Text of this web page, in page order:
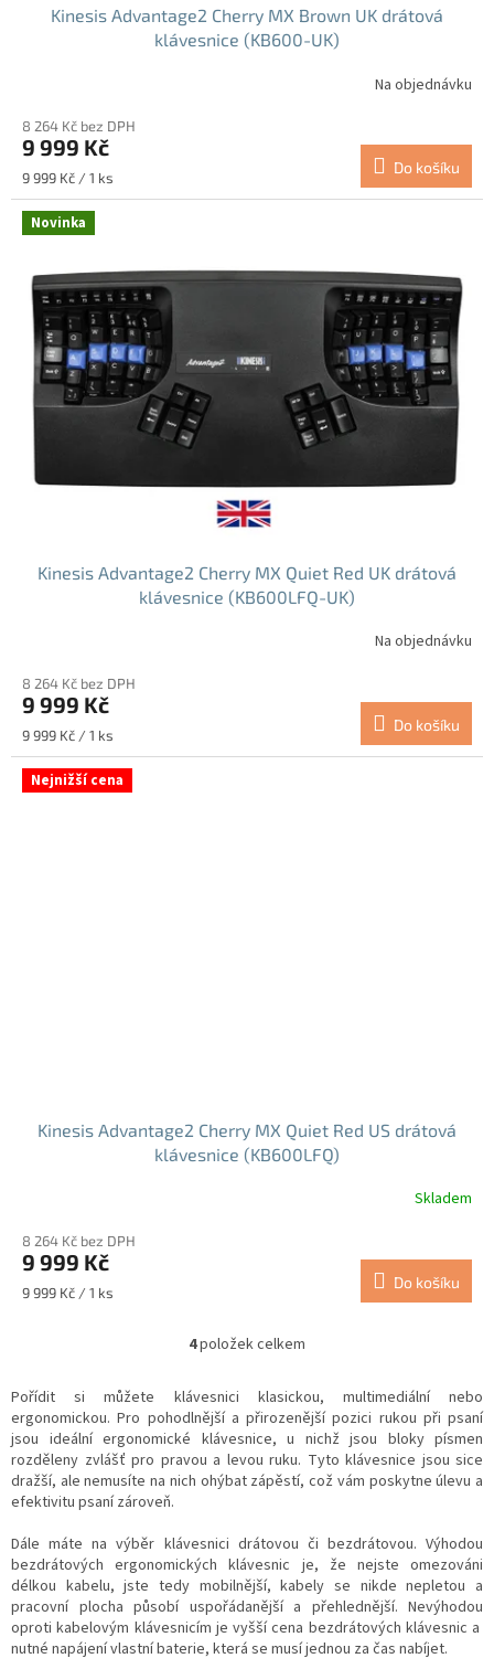
Kinesis Advantage2 Cherry MX Brown UK drátová
klávesnice (KB600-UK)
Na objednávku
8 264 Kč bez DPH
9 999 Kč
Měrná
cena:
9 999 Kč / 1 ks
Do košíku
Novinka
Kinesis Advantage2 Cherry MX Quiet Red UK drátová
klávesnice (KB600LFQ-UK)
Na objednávku
8 264 Kč bez DPH
9 999 Kč
Měrná
cena:
9 999 Kč / 1 ks
Do košíku
Nejnižší cena
Kinesis Advantage2 Cherry MX Quiet Red US drátová
klávesnice (KB600LFQ)
produktu
je
5,0
z
Skladem
8 264 Kč bez DPH
9 999 Kč
Měrná
9 999 Kč / 1 ks
Do košíku
O
á
d
a
c
r
v
k
y
v
ý
4položek celkem
Pořídit si můžete klávesnici klasickou, multimediální nebo
ergonomickou. Pro pohodlnější a přirozenější pozici rukou při psaní
jsou ideální ergonomické klávesnice, u nichž jsou bloky písmen
rozděleny zvlášť pro pravou a levou ruku. Tyto klávesnice jsou sice
dražší, ale nemusíte na nich ohýbat zápěstí, což vám poskytne úlevu a
efektivitu psaní zároveň.
Dále máte na výběr klávesnici drátovou či bezdrátovou. Výhodou
bezdrátových ergonomických klávesnic je, že nejste omezováni
délkou kabelu, jste tedy mobilnější, kabely se nikde nepletou a
pracovní plocha působí uspořádanější a přehlednější. Nevýhodou
oproti kabelovým klávesnicím je vyšší cena bezdrátových klávesnic a
nutné napájení vlastní baterie, která se musí jednou za čas nabíjet.